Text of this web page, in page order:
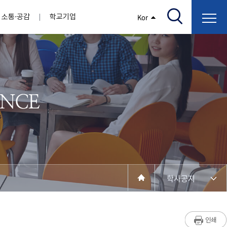
Kor
관
회의록)
과 친족관계에 있는 교직원 현황
고지서출력/납부조회)
세빈샵(온라인학생창업몰)
AI융합대학
AI컴퓨터학부
스마트IT학부
전기공학과
전자공학과
건축학과
건설환경공학과
환경에너지학과
전기전자공학과
재난안전학과
보건안전공학과
보건바이오대학
간호학과
작업치료학과
임상병리학과
바이오제약산업학부
바이오코스메틱학과
뷰티케어학과
바이오식품영양학부
생활체육학과
반려동물산업학과
교양대학
연계전공
라이프복지상담학과
학
학
수강신청
수강신청
동일과목전공인정
재수강
수강포기
계절학기
터 장애학생지원센터
소개
지원서비스
장애학생도우미
찾아오시는길
학습역량강화
취업진로상담
학생증발급
학생사회봉사
부속기관 정보광장(자료실)
원
학술저서발간 지원
지원 부설연구소 학술회의 개최 경비 지원
물실험윤리위원회
대학일자리플러스센터 인권센터
입학관리본부 국제교류처
취ㆍ창업지원처
학생생활관
예비군연대
정보보호
채용공고
소통·공감 학교기업
학사공지